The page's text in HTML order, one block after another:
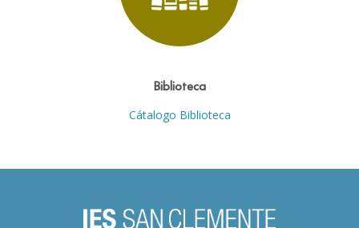
Biblioteca
Cátalogo Biblioteca